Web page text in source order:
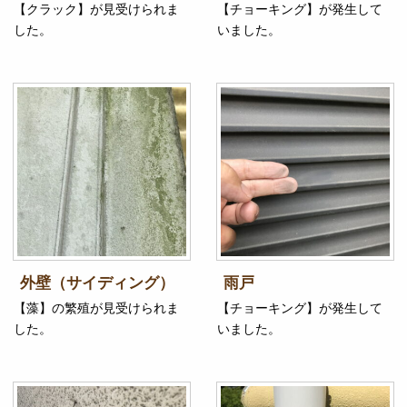
【クラック】が見受けられま
した。
【チョーキング】が発生して
いました。
外壁（サイディング）
【藻】の繁殖が見受けられま
した。
雨戸
【チョーキング】が発生して
いました。